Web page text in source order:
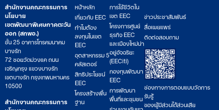
สำนักงานคณะกรรมการ
นโยบาย
เขตพัฒนาพิเศษภาคตะวัน
ออก (สกพอ.)
ชั้น 25 อาคารโทรคมนาคม
บางรัก
72 ซอยวัดม่วงแค ถนน
เจริญกรุง แขวงบางรัก
เขตบางรัก กรุงเทพมหานคร
10500
สำนักงานคณะกรรมการ
หน้าหลัก
เกี่ยวกับ EEC
ทำไมต้อง
ลงทุนในเขต
EEC
อุตสาหกรรม 5
คลัสเตอร์
สิทธิประโยชน์
EEC
โครงสร้างพื้น
ฐาน
การใช้ชีวิตใน
เขต EEC
โครงการศูนย์
ธุรกิจ EEC
และเมืองใหม่น่า
อยู่อัจฉริยะ
(EECiti)
กองทุนพัฒนา
EEC
การพัฒนา
พื้นที่และชุมชน
ข่าวประชาสัมพันธ์
สื่อเผยแพร่
ติดต่อสอบถาม
ช่องทางการตอบแบบวัดการ
รับรู้
ของผู้มีส่วนได้ส่วนเสีย